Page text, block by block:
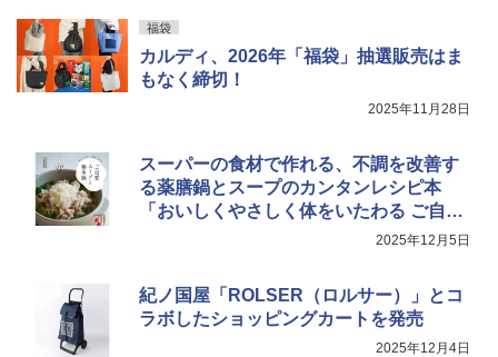
福袋
カルディ、2026年「福袋」抽選販売はま
もなく締切！
2025年11月28日
スーパーの食材で作れる、不調を改善す
る薬膳鍋とスープのカンタンレシピ本
「おいしくやさしく体をいたわる ご自愛
2025年12月5日
紀ノ国屋「ROLSER（ロルサー）」とコ
ラボしたショッピングカートを発売
2025年12月4日